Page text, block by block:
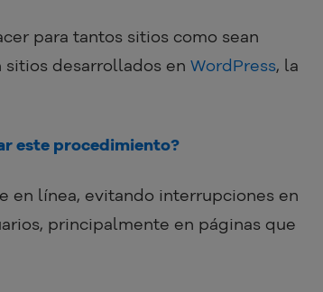
para tantos sitios como sean
sitios desarrollados en WordPress, la
este procedimiento?
en línea, evitando interrupciones en
principalmente en páginas que